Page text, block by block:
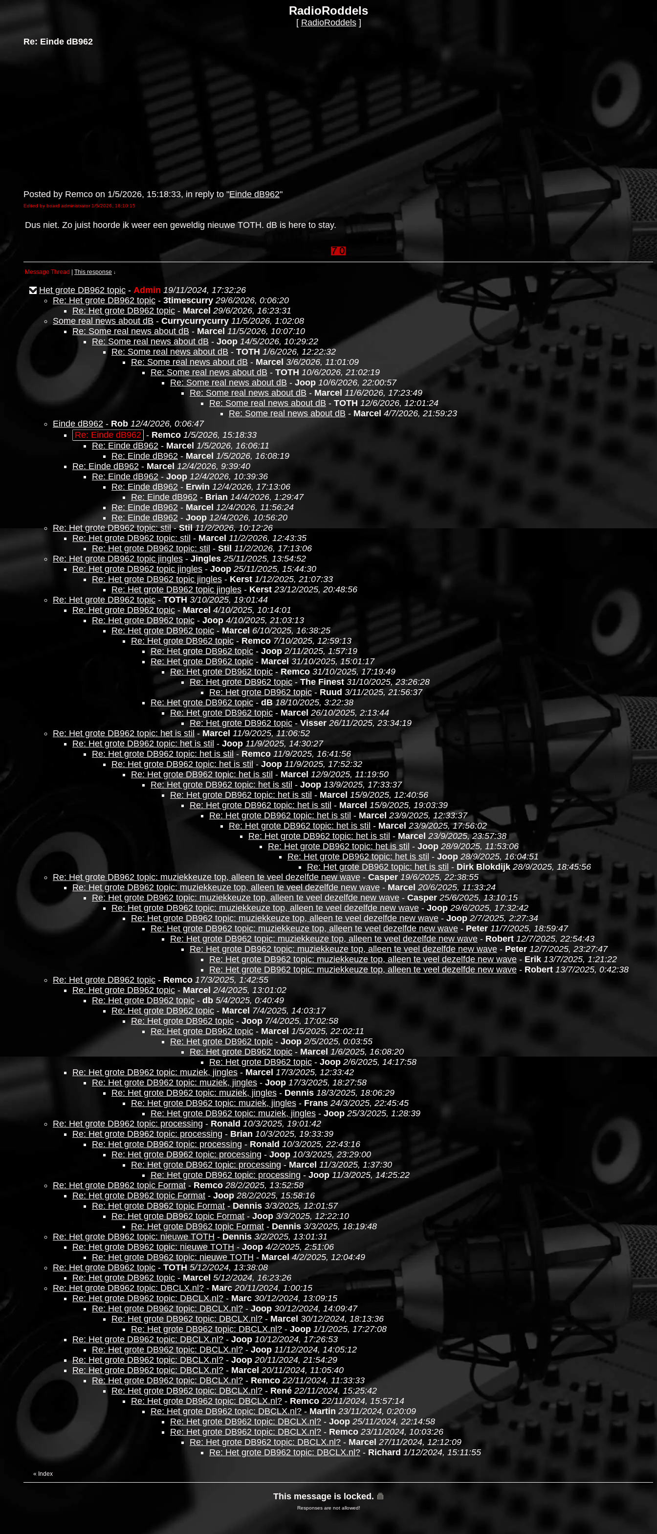
RadioRoddels
[ RadioRoddels]
Re: Einde dB962
Posted by Remco on 1/5/2026, 15:18:33, in reply to "Einde dB962"
Edited by board administrator 1/5/2026, 16:10:15
Dus niet. Zo juist hoorde ik weer een geweldig nieuwe TOTH. dB is here to stay.
Message Thread This response ↓
Het grote DB962 topic - Admin 19/11/2024, 17:32:26
Re: Het grote DB962 topic - 3timescurry 29/6/2026, 0:06:20
Re: Het grote DB962 topic - Marcel 29/6/2026, 16:23:31
Some real news about dB - Currycurrycurry 11/5/2026, 1:02:08
Re: Some real news about dB - Marcel 11/5/2026, 10:07:10
Re: Some real news about dB - Joop 14/5/2026, 10:29:22
Re: Some real news about dB - TOTH 1/6/2026, 12:22:32
Re: Some real news about dB - Marcel 3/6/2026, 11:01:09
Re: Some real news about dB - TOTH 10/6/2026, 21:02:19
Re: Some real news about dB - Joop 10/6/2026, 22:00:57
Re: Some real news about dB - Marcel 11/6/2026, 17:23:49
Re: Some real news about dB - TOTH 12/6/2026, 12:01:24
Re: Some real news about dB - Marcel 4/7/2026, 21:59:23
Einde dB962 - Rob 12/4/2026, 0:06:47
Re: Einde dB962 - Remco 1/5/2026, 15:18:33
Re: Einde dB962 - Marcel 1/5/2026, 16:06:11
Re: Einde dB962 - Marcel 1/5/2026, 16:08:19
Re: Einde dB962 - Marcel 12/4/2026, 9:39:40
Re: Einde dB962 - Joop 12/4/2026, 10:39:36
Re: Einde dB962 - Erwin 12/4/2026, 17:13:06
Re: Einde dB962 - Brian 14/4/2026, 1:29:47
Re: Einde dB962 - Marcel 12/4/2026, 11:56:24
Re: Einde dB962 - Joop 12/4/2026, 10:56:20
Re: Het grote DB962 topic: stil-Stil 11/2/2026, 10:12:26
Re: Het grote DB962 topic: stil - Marcel 11/2/2026, 12:43:35
Re: Het grote DB962 topic: stil - Stil 11/2/2026, 17:13:06
Re: Het grote DB962 topic jingles - Jingles 25/11/2025, 13:54:52
Re: Het grote DB962 topic jingles - Joop 25/11/2025, 15:44:30
Re: Het grote DB962 topic jingles - Kerst 1/12/2025, 21:07:33
Re: Het grote DB962 topic jingles - Kerst 23/12/2025, 20:48:56
Re: Het grote DB962 topic - TOTH 3/10/2025, 19:01:44
Re: Het grote DB962 topic - Marcel 4/10/2025, 10:14:01
Re: Het grote DB962 topic - Joop 4/10/2025, 21:03:13
Re: Het grote DB962 topic - Marcel 6/10/2025, 16:38:25
Re: Het grote DB962 topic - Remco 7/10/2025, 12:59:13
Re: Het grote DB962 topic - Joop 2/11/2025, 1:57:19
Re: Het grote DB962 topic - Marcel 31/10/2025, 15:01:17
Re: Het grote DB962 topic -Remco 31/10/2025, 17:19:49
Re: Het grote DB962 topic - The Finest 31/10/2025, 23:26:28
Re: Het grote DB962 topic - Ruud 3/11/2025, 21:56:37
Re: Het grote DB962 topic - dB 18/10/2025, 3:22:38
Re: Het grote DB962 topic - Marcel 26/10/2025, 2:13:44
Re: Het grote DB962 topic -Visser 26/11/2025, 23:34:19
Re: Het grote DB962 topic: het is stil - Marcel 11/9/2025, 11:06:52
Re: Het grote DB962 topic: het is stil - Joop 11/9/2025, 14:30:27
Re: Het grote DB962 topic: het is stil- Remco 11/9/2025, 16:41:56
Re: Het grote DB962 topic: het is stil - Joop 11/9/2025, 17:52:32
Re: Het grote DB962 topic: het is stil - Marcel 12/9/2025, 11:19:50
Re: Het grote DB962 topic: het is stil - Joop 13/9/2025, 17:33:37
Re: Het grote DB962 topic: het is stil - Marcel 15/9/2025, 12:40:56
Re: Het grote DB962 topic: het is stil - Marcel 15/9/2025, 19:03:39
Re: Het grote DB962 topic: het is stil - Marcel 23/9/2025, 12:33:37
Re: Het grote DB962 topic: het is stil - Marcel 23/9/2025, 17:56:02
Re: Het grote DB962 topic: het is stil - Marcel 23/9/2025, 23:57:38
Re: Het grote DB962 topic: het is stil - Joop 28/9/2025, 11:53:06
Re: Het grote DB962 topic: het is stil - Joop 28/9/2025, 16:04:51
Re: Het grote DB962 topic: het is stil - Dirk Blokdijk 28/9/2025, 18:45:56
Re: Het grote DB962 topic: muziekkeuze top, alleen te veel dezelfde new wave - Casper 19/6/2025, 22:38:55
Re: Het grote DB962 topic: muziekkeuze top, alleen te veel dezelfde new wave - Marcel 20/6/2025, 11:33:24
Re: Het grote DB962 topic: muziekkeuze top, alleen te veel dezelfde new wave - Casper 25/6/2025, 13:10:15
Re: Het grote DB962 topic: muziekkeuze top, alleen te veel dezelfde new wave - Joop 29/6/2025, 17:32:42
Re: Het grote DB962 topic: muziekkeuze top, alleen te veel dezelfde new wave - Joop 2/7/2025, 2:27:34
Re: Het grote DB962 topic: muziekkeuze top, alleen te veel dezelfde new wave - Peter 11/7/2025, 18:59:47
Re: Het grote DB962 topic: muziekkeuze top, alleen te veel dezelfde new wave - Robert 12/7/2025, 22:54:43
Re: Het grote DB962 topic: muziekkeuze top, alleen te veel dezelfde new wave - Peter 12/7/2025, 23:27:47
Re: Het grote DB962 topic: muziekkeuze top, alleen te veel dezelfde new wave - Erik 13/7/2025, 1:21:22
Re: Het grote DB962 topic: muziekkeuze top, alleen te veel dezelfde new wave - Robert 13/7/2025, 0:42:38
Re: Het grote DB962 topic - Remco 17/3/2025, 1:42:55
Re: Het grote DB962 topic - Marcel 2/4/2025, 13:01:02
Re: Het grote DB962 topic - db 5/4/2025, 0:40:49
Re: Het grote DB962 topic - Marcel 7/4/2025, 14:03:17
Re: Het grote DB962 topic - Joop 7/4/2025, 17:02:58
Re: Het grote DB962 topic - Marcel 1/5/2025, 22:02:11
Re: Het grote DB962 topic - Joop 2/5/2025, 0:03:55
Re: Het grote DB962 topic - Marcel 1/6/2025, 16:08:20
Re: Het grote DB962 topic - Joop 2/6/2025, 14:17:58
Re: Het grote DB962 topic: muziek, jingles - Marcel 17/3/2025, 12:33:42
Re: Het grote DB962 topic: muziek, jingles - Joop 17/3/2025, 18:27:58
Re: Het grote DB962 topic: muziek, jingles - Dennis 18/3/2025, 18:06:29
Re: Het grote DB962 topic: muziek, jingles - Frans 24/3/2025, 22:45:45
Re: Het grote DB962 topic: muziek, jingles - Joop 25/3/2025, 1:28:39
Re: Het grote DB962 topic: processing - Ronald 10/3/2025, 19:01:42
Re: Het grote DB962 topic: processing - Brian 10/3/2025, 19:33:39
Re: Het grote DB962 topic: processing - Ronald 10/3/2025, 22:43:16
Re: Het grote DB962 topic: processing - Joop 10/3/2025, 23:29:00
Re: Het grote DB962 topic: processing - Marcel 11/3/2025, 1:37:30
Re: Het grote DB962 topic: processing - Joop 11/3/2025, 14:25:22
Re: Het grote DB962 topic Format - Remco 28/2/2025, 13:52:58
Re: Het grote DB962 topic Format - Joop 28/2/2025, 15:58:16
Re: Het grote DB962 topic Format - Dennis 3/3/2025, 12:01:57
Re: Het grote DB962 topic Format - Joop 3/3/2025, 12:22:10
Re: Het grote DB962 topic Format - Dennis 3/3/2025, 18:19:48
Re: Het grote DB962 topic: nieuwe TOTH - Dennis 3/2/2025, 13:01:31
Re: Het grote DB962 topic: nieuwe TOTH - Joop 4/2/2025, 2:51:06
Re: Het grote DB962 topic: nieuwe TOTH - Marcel 4/2/2025, 12:04:49
Re: Het grote DB962 topic - TOTH 5/12/2024, 13:38:08
Re: Het grote DB962 topic - Marcel 5/12/2024, 16:23:26
Re: Het grote DB962 topic: DBCLX.nl? - Marc 20/11/2024, 1:00:15
Re: Het grote DB962 topic: DBCLX.nl? - Marc 30/12/2024, 13:09:15
Re: Het grote DB962 topic: DBCLX.nl? - Joop 30/12/2024, 14:09:47
Re: Het grote DB962 topic: DBCLX.nl? - Marcel 30/12/2024, 18:13:36
Re: Het grote DB962 topic: DBCLX.nl? - Joop 1/1/2025, 17:27:08
Re: Het grote DB962 topic: DBCLX.nl? - Joop 10/12/2024, 17:26:53
Re: Het grote DB962 topic: DBCLX.nl? - Joop 11/12/2024, 14:05:12
Re: Het grote DB962 topic: DBCLX.nl? - Joop 20/11/2024, 21:54:29
Re: Het grote DB962 topic: DBCLX.nl? - Marcel 20/11/2024, 11:05:40
Re: Het grote DB962 topic: DBCLX.nl? - Remco 22/11/2024, 11:33:33
Re: Het grote DB962 topic: DBCLX.nl? - René 22/11/2024, 15:25:42
Re: Het grote DB962 topic: DBCLX.nl? - Remco 22/11/2024, 15:57:14
Re: Het grote DB962 topic: DBCLX.nl? -Martin 23/11/2024, 0:20:09
Re: Het grote DB962 topic: DBCLX.nl? - Joop 25/11/2024, 22:14:58
Re: Het grote DB962 topic: DBCLX.nl? - Remco 23/11/2024, 10:03:26
Re: Het grote DB962 topic: DBCLX.nl? - Marcel 27/11/2024, 12:12:09
Re: Het grote DB962 topic: DBCLX.nl? - Richard 1/12/2024, 15:11:55
« Index
This message is locked.
Responses are not allowed!